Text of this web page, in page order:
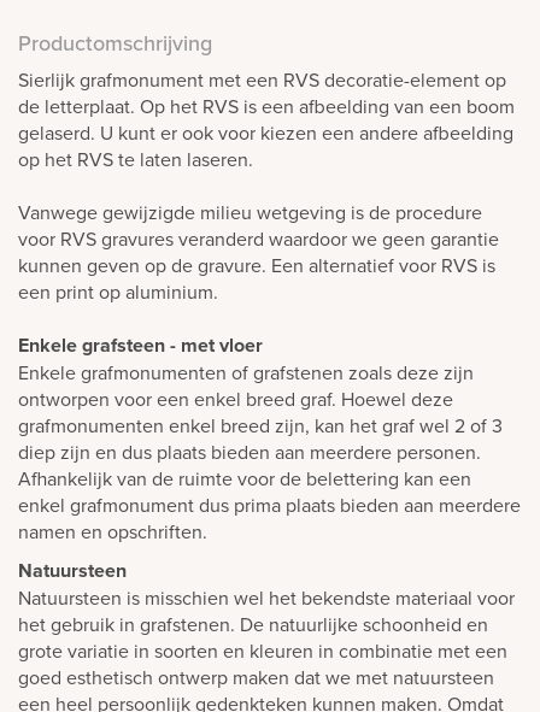
Productomschrijving
Sierlijk grafmonument met een RVS decoratie-element op
de letterplaat. Op het RVS is een afbeelding van een boom
gelaserd. U kunt er ook voor kiezen een andere afbeelding
op het RVS te laten laseren.
Vanwege gewijzigde milieu wetgeving is de procedure
voor RVS gravures veranderd waardoor we geen garantie
kunnen geven op de gravure. Een alternatief voor RVS is
een print op aluminium.
Enkele grafsteen - met vloer
Enkele grafmonumenten of grafstenen zoals deze zijn
ontworpen voor een enkel breed graf. Hoewel deze
grafmonumenten enkel breed zijn, kan het graf wel 2 of 3
diep zijn en dus plaats bieden aan meerdere personen.
Afhankelijk van de ruimte voor de belettering kan een
enkel grafmonument dus prima plaats bieden aan meerdere
namen en opschriften.
Natuursteen
Natuursteen is misschien wel het bekendste materiaal voor
het gebruik in grafstenen. De natuurlijke schoonheid en
grote variatie in soorten en kleuren in combinatie met een
goed esthetisch ontwerp maken dat we met natuursteen
een heel persoonlijk gedenkteken kunnen maken. Omdat